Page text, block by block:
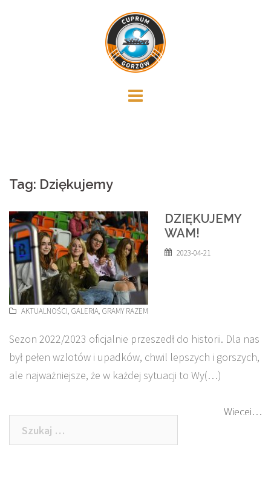
Tag: Dziękujemy
DZIĘKUJEMY
WAM!
2023-04-21
AKTUALNOŚCI, GALERIA, GRAMY RAZEM
Sezon 2022/2023 oficjalnie przeszedł do historii. Dla nas
był pełen wzlotów i upadków, chwil lepszych i gorszych,
ale najważniejsze, że w każdej sytuacji to Wy(…)
Więcej…
Szukaj: